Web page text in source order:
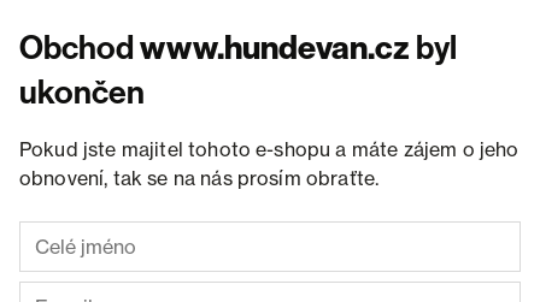
Obchodwww.hundevan.cz byl
ukončen
Pokud jste majitel tohoto e-shopu a máte zájem o jeho
obnovení, tak se na nás prosím obraťte.